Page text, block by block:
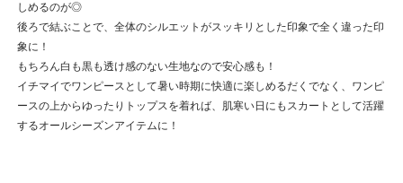
しめるのが◎
後ろで結ぶことで、全体のシルエットがスッキリとした印象で全く違った印
象に！
もちろん白も黒も透け感のない生地なので安心感も！
イチマイでワンピースとして暑い時期に快適に楽しめるだくでなく、ワンピ
ースの上からゆったりトップスを着れば、肌寒い日にもスカートとして活躍
するオールシーズンアイテムに！